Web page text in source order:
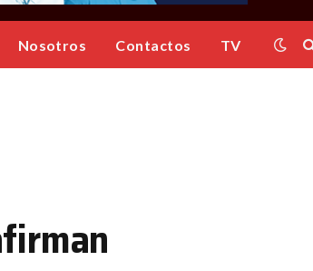
Nosotros Contactos TV